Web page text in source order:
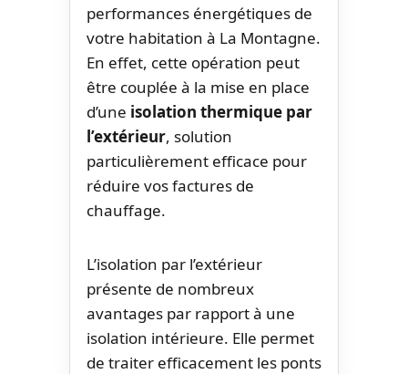
performances énergétiques de
votre habitation à La Montagne.
En effet, cette opération peut
être couplée à la mise en place
d’une isolation thermique par
l’extérieur, solution
particulièrement efficace pour
réduire vos factures de
chauffage.
L’isolation par l’extérieur
présente de nombreux
avantages par rapport à une
isolation intérieure. Elle permet
de traiter efficacement les ponts